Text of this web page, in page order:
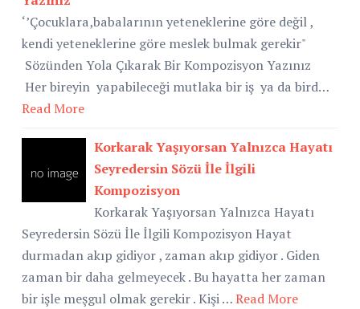
‘’Çocuklara,babalarının yeteneklerine göre değil ,
kendi yeteneklerine göre meslek bulmak gerekir"
Sözünden Yola Çıkarak Bir Kompozisyon Yazınız
Her bireyin yapabileceği mutlaka bir iş ya da bird…
Read More
Korkarak Yaşıyorsan Yalnızca Hayatı
Seyredersin Sözü İle İlgili
Kompozisyon
Korkarak Yaşıyorsan Yalnızca Hayatı
Seyredersin Sözü İle İlgili Kompozisyon Hayat
durmadan akıp gidiyor , zaman akıp gidiyor . Giden
zaman bir daha gelmeyecek . Bu hayatta her zaman
bir işle meşgul olmak gerekir . Kişi …Read More